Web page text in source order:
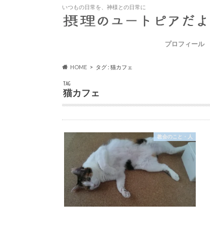
いつもの日常を、神様との日常に
プロフィール
HOME タグ : 猫カフェ
TAG
猫カフェ
教会のこと・人